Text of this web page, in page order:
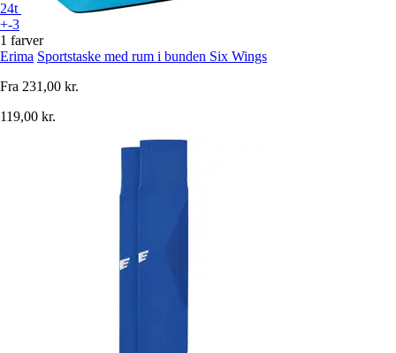
24t
+-3
1 farver
Erima Sportstaske med rum i bunden Six Wings
Fra 231,00 kr.
119,00 kr.